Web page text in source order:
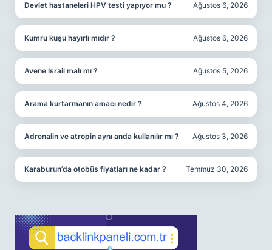
Devlet hastaneleri HPV testi yapıyor mu ? Ağustos 6, 2026
Kumru kuşu hayırlı mıdır ? Ağustos 6, 2026
Avene İsrail malı mı ? Ağustos 5, 2026
Arama kurtarmanın amacı nedir ? Ağustos 4, 2026
Adrenalin ve atropin aynı anda kullanılır mı ? Ağustos 3, 2026
Karaburun’da otobüs fiyatları ne kadar ? Temmuz 30, 2026